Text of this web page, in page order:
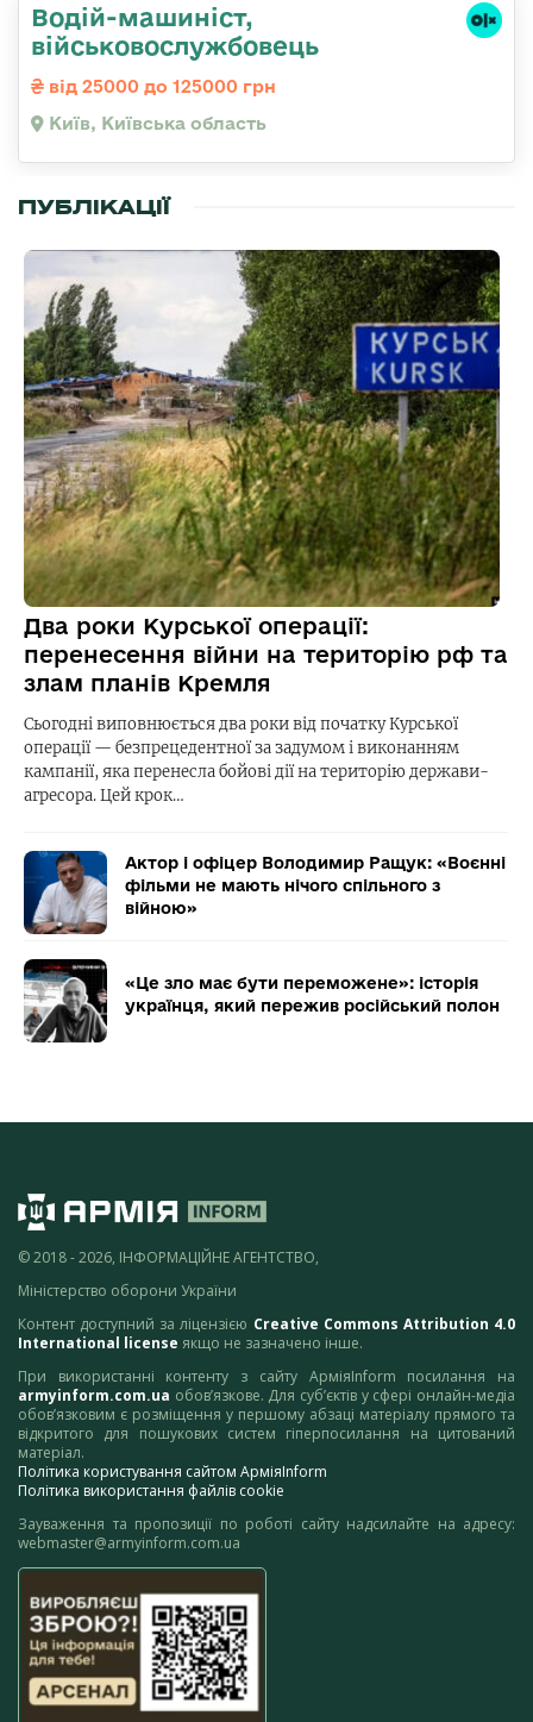
Водій-машиніст,
військовослужбовець
від 25000 до 125000 грн
Київ, Київська область
ПУБЛІКАЦІЇ
Два роки Курської операції:
перенесення війни на територію рф та
злам планів Кремля
Сьогодні виповнюється два роки від початку Курської
операції — безпрецедентної за задумом і виконанням
кампанії, яка перенесла бойові дії на територію держави-
агресора. Цей крок…
Актор і офіцер Володимир Ращук: «Воєнні
фільми не мають нічого спільного з
війною»
«Це зло має бути переможене»: історія
українця, який пережив російський полон
© 2018 - 2026, ІНФОРМАЦІЙНЕ АГЕНТСТВО,
Міністерство оборони України
Контент доступний за ліцензією Creative Commons Attribution 4.0
International license якщо не зазначено інше.
При використанні контенту з сайту АрміяInform посилання на
armyinform.com.ua обов’язкове. Для суб’єктів у сфері онлайн-медіа
обов’язковим є розміщення у першому абзаці матеріалу прямого та
відкритого для пошукових систем гіперпосилання на цитований
матеріал.
Політика користування сайтом АрміяInform
Політика використання файлів cookie
Зауваження та пропозиції по роботі сайту надсилайте на адресу:
webmaster@armyinform.com.ua